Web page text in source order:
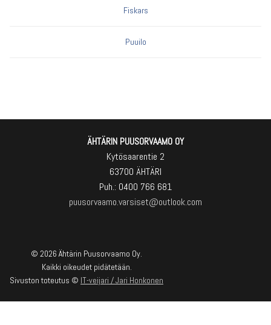
Fiskars
Puuilo
ÄHTÄRIN PUUSORVAAMO OY
Kytösaarentie 2
63700 ÄHTÄRI
Puh.: 0400 766 681
puusorvaamo.varsiset@outlook.com
© 2026 Ähtärin Puusorvaamo Oy.
Kaikki oikeudet pidätetään.
Sivuston toteutus © IT-veijari / Jari Honkonen